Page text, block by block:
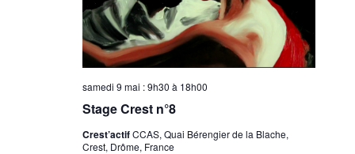
Stage Crest n°8
samedi 9 mai : 9h30 à 18h00
Crest’actifCCAS, Quai Bérengier de la Blache,
Crest, Drôme, France